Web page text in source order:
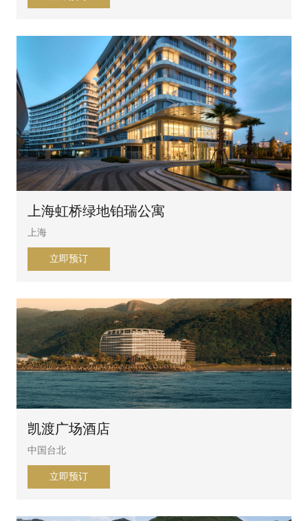
上海虹桥绿地铂瑞公寓
上海
立即预订
凯渡广场酒店
中国台北
立即预订